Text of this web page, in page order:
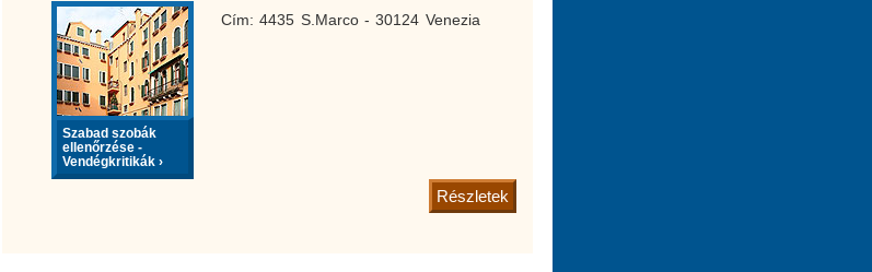
Szabad szobák
ellenőrzése -
Vendégkritikák ›
Cím: 4435 S.Marco - 30124 Venezia
Részletek